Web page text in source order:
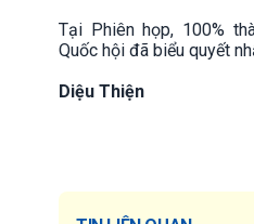
Tại Phiên họp, 100%
Quốc hội đã biểu quyết
Diệu Thiện